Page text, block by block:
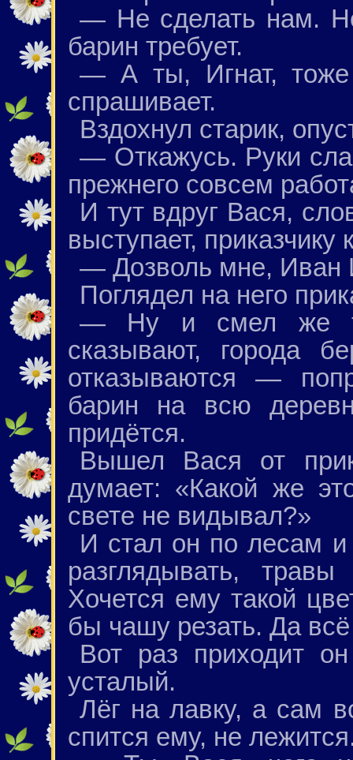
— Не сделать нам.
барин требует.
— А ты, Игнат, тоже
спрашивает.
Вздохнул старик,
— Откажусь. Руки
прежнего совсем
И тут вдруг Вася,
выступает, приказчику
— Дозволь мне, Иван
Поглядел на него
— Ну и смел же
сказывают, города
отказываются —
барин на всю
придётся.
Вышел Вася от
думает: «Какой же
свете не видывал?»
И стал он по лесам и
разглядывать,
Хочется ему такой
бы чашу резать. Да всё
Вот раз приходит
усталый.
Лёг на лавку, а сам
спится ему, не